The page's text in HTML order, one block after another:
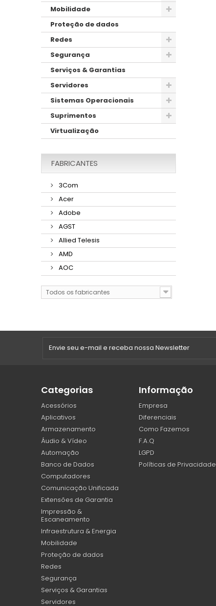
Mobilidade
Proteção de dados
Redes
Segurança
Serviços & Garantias
Servidores
Sistemas Operacionais
Suprimentos
Virtualização
FABRICANTES
3Com
Acer
Adobe
AGST
Allied Telesis
AMD
AOC
Todos os fabricantes
Categorias
Acessórios
Aplicativos
Armazenamento
Áudio & Vídeo
Automação
Banco de Dados
Computadores
Comunicação Unificada
Extensões de Garantia
Impressão &
Escaneamento
Infraestrutura & Energia
Mobilidade
Proteção de dados
Redes
Segurança
Serviços & Garantias
Servidores
Informação
Empresa
Diferenciais
Como Fazemos
F.A.Q
LGPD
Políticas de Privacidade